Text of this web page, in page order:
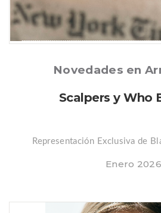
Posted
Novedades en
Scalpers y Who
Representación Exclusiva de
Enero 2026